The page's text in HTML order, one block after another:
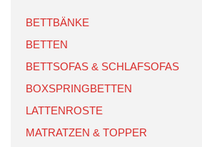
BETTBÄNKE
BETTEN
BETTSOFAS & SCHLAFSOFAS
BOXSPRINGBETTEN
LATTENROSTE
MATRATZEN & TOPPER